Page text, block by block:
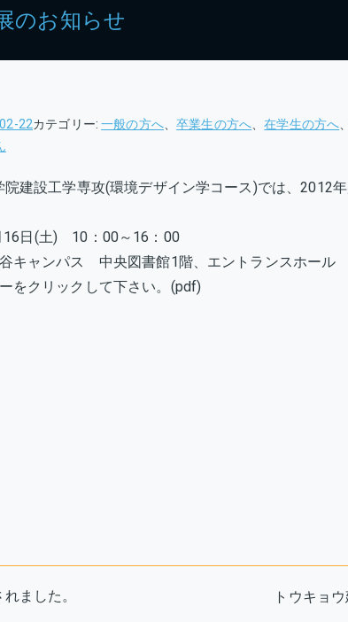
のお知らせ
22カテゴリー:一般の方へ、卒業生の方へ 、在学生の方へ
建設工学専攻(環境デザイン学コース)では、2012
16日(土) 10：00～16：00
キャンパス 中央図書館1階、エントランスホール
をクリックして下さい。(pdf)
ました。
トウキョ